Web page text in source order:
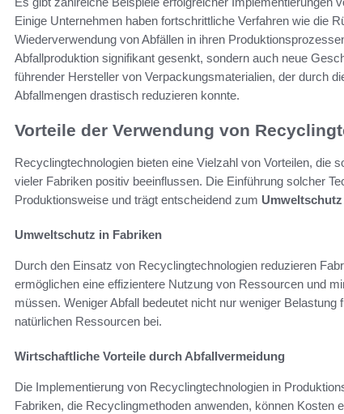
Einige Unternehmen haben fortschrittliche Verfahren wie die
Wiederverwendung von Abfällen in ihren
Abfallproduktion signifikant gesenkt, sondern auch neue
führender Hersteller von Verpackungsmaterialien, der durch
Abfallmengen drastisch reduzieren konnte.
Vorteile der Verwendung von
Recyclingtechnologien bieten eine Vielzahl von Vorteilen, die
vieler Fabriken positiv beeinflussen. Die Einführung solcher
Produktionsweise und trägt entscheidend zum
Umweltschutz in Fabriken
Durch den Einsatz von Recyclingtechnologien reduzieren
ermöglichen eine effizientere Nutzung von Ressourcen und
müssen. Weniger Abfall bedeutet nicht nur weniger
natürlichen Ressourcen bei.
Wirtschaftliche Vorteile durch Abfallvermeidung
Die Implementierung von Recyclingtechnologien in
Fabriken, die Recyclingmethoden anwenden, können Kosten